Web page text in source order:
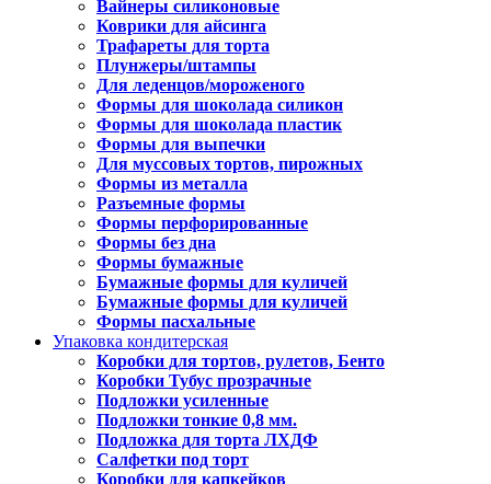
Вайнеры силиконовые
Коврики для айсинга
Трафареты для торта
Плунжеры/штампы
Для леденцов/мороженого
Формы для шоколада силикон
Формы для шоколада пластик
Формы для выпечки
Для муссовых тортов, пирожных
Формы из металла
Разъемные формы
Формы перфорированные
Формы без дна
Формы бумажные
Бумажные формы для куличей
Бумажные формы для куличей
Формы пасхальные
Упаковка кондитерская
Коробки для тортов, рулетов, Бенто
Коробки Тубус прозрачные
Подложки усиленные
Подложки тонкие 0,8 мм.
Подложка для торта ЛХДФ
Салфетки под торт
Коробки для капкейков